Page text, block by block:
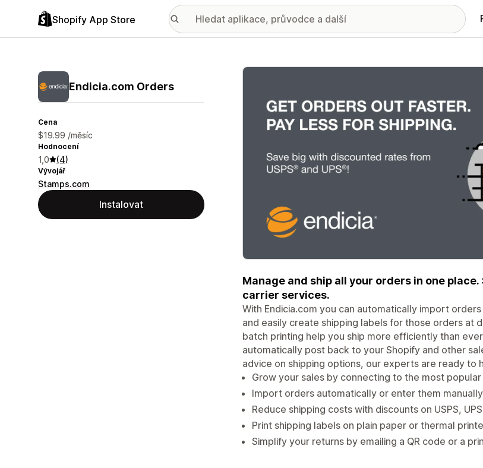
Shopify App Store
Endicia.com Orders
Cena
$19.99 /měsíc
Hodnocení
1,0 (4)
Vývojář
Stamps.com
Instalovat
Galerie propagovaných obrázků
Manage and ship all your orders in one
carrier services.
With Endicia.com you can automatically import
and easily create shipping labels for those orders at
batch printing help you ship more efficiently than
automatically post back to your Shopify and other
advice on shipping options, our experts are ready
Grow your sales by connecting to the most popular
Import orders automatically or enter them manually
Reduce shipping costs with discounts on USPS,
Print shipping labels on plain paper or thermal
Simplify your returns by emailing a QR code or a